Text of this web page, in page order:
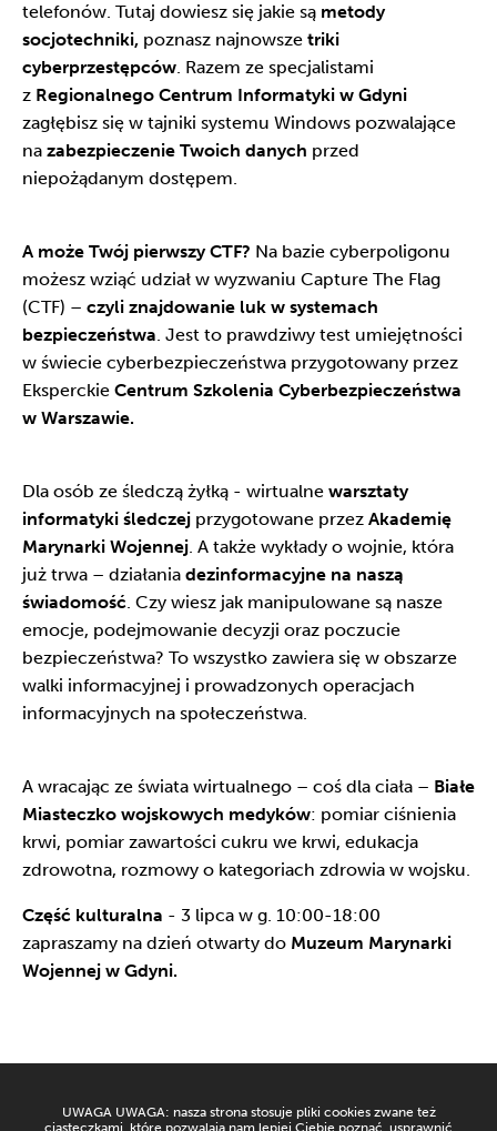
UWAGA UWAGA: nasza strona stosuje pliki cookies zwane też
ciasteczkami, które pozwalają nam lepiej Ciebie poznać, usprawnić
telefonów. Tutaj dowiesz się jakie są metody
socjotechniki, poznasz najnowsze triki
cyberprzestępców. Razem ze specjalistami
z Regionalnego Centrum Informatyki w Gdyni
zagłębisz się w tajniki systemu Windows pozwalające
na zabezpieczenie Twoich danych przed
niepożądanym dostępem.
A może Twój pierwszy CTF? Na bazie cyberpoligonu
możesz wziąć udział w wyzwaniu Capture The Flag
(CTF) – czyli znajdowanie luk w systemach
bezpieczeństwa. Jest to prawdziwy test umiejętności
w świecie cyberbezpieczeństwa przygotowany przez
Eksperckie Centrum Szkolenia Cyberbezpieczeństwa
w Warszawie.
Dla osób ze śledczą żyłką - wirtualne warsztaty
informatyki śledczej przygotowane przez Akademię
Marynarki Wojennej. A także wykłady o wojnie, która
już trwa – działania dezinformacyjne na naszą
świadomość. Czy wiesz jak manipulowane są nasze
emocje, podejmowanie decyzji oraz poczucie
bezpieczeństwa? To wszystko zawiera się w obszarze
walki informacyjnej i prowadzonych operacjach
informacyjnych na społeczeństwa.
A wracając ze świata wirtualnego – coś dla ciała – Białe
Miasteczko wojskowych medyków: pomiar ciśnienia
krwi, pomiar zawartości cukru we krwi, edukacja
zdrowotna, rozmowy o kategoriach zdrowia w wojsku.
Część kulturalna - 3 lipca w g. 10:00-18:00
zapraszamy na dzień otwarty do Muzeum Marynarki
Wojennej w Gdyni.